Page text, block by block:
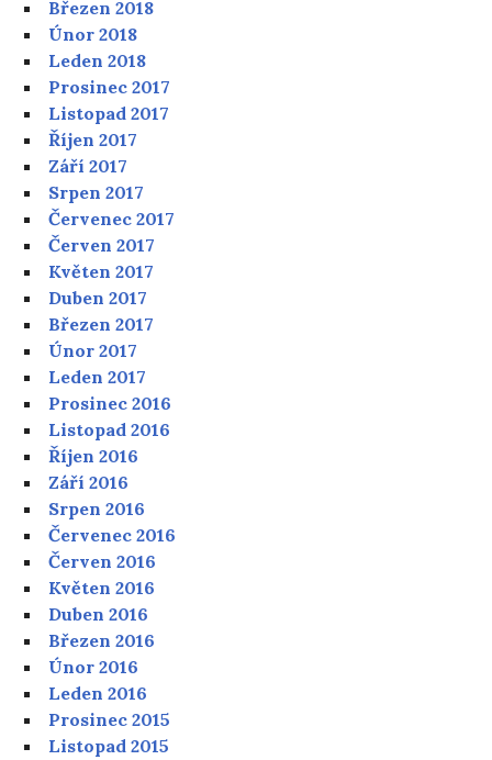
Březen 2018
Únor 2018
Leden 2018
Prosinec 2017
Listopad 2017
Říjen 2017
Září 2017
Srpen 2017
Červenec 2017
Červen 2017
Květen 2017
Duben 2017
Březen 2017
Únor 2017
Leden 2017
Prosinec 2016
Listopad 2016
Říjen 2016
Září 2016
Srpen 2016
Červenec 2016
Červen 2016
Květen 2016
Duben 2016
Březen 2016
Únor 2016
Leden 2016
Prosinec 2015
Listopad 2015